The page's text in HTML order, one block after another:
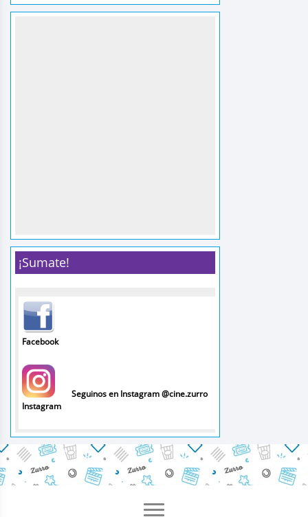
¡Sumate!
Facebook
Instagram
Seguinos en Instagram @cine.zurro